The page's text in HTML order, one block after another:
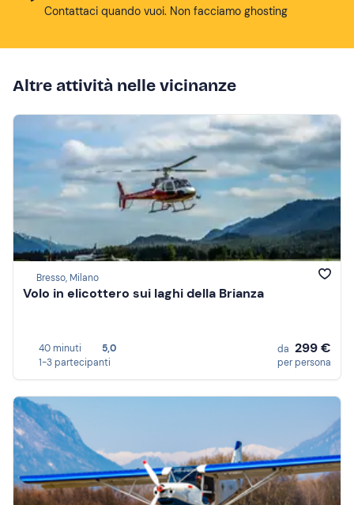
Contattaci quando vuoi. Non facciamo ghosting
Altre attività nelle vicinanze
Bresso, Milano
Volo in elicottero sui laghi della Brianza
40 minuti
5,0
1-3 partecipanti
da 299 €
per persona